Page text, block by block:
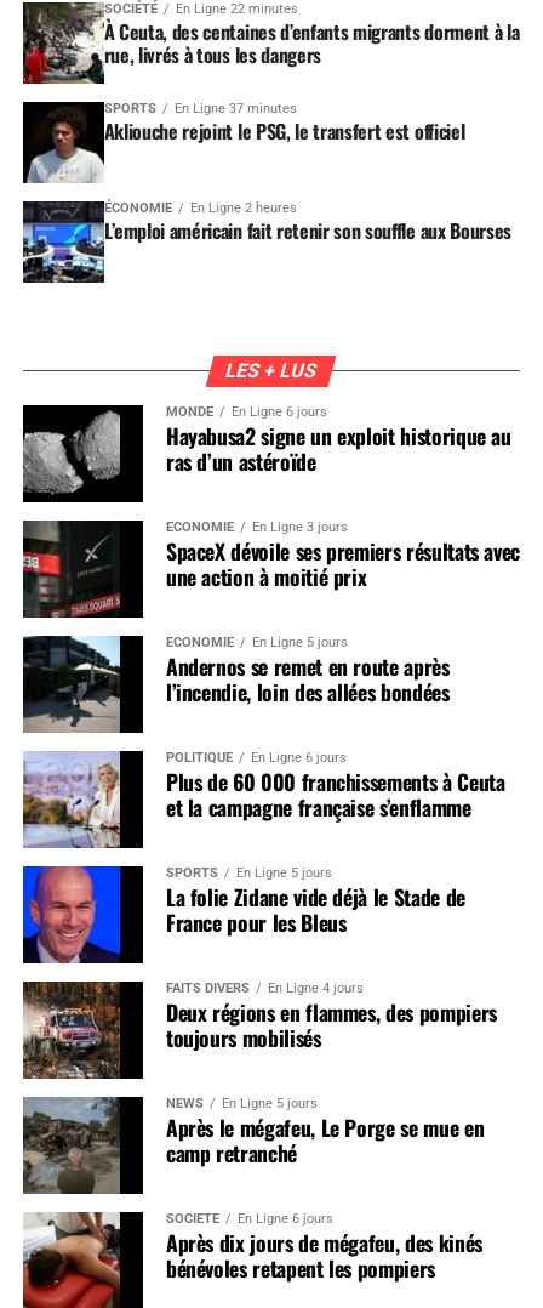
SOCIÉTÉ En Ligne 22 minutes
À Ceuta, des centaines d’enfants migrants dorment à la
rue, livrés à tous les dangers
SPORTS En Ligne 37 minutes
Akliouche rejoint le PSG, le transfert est officiel
ÉCONOMIE En Ligne 2 heures
L’emploi américain fait retenir son souffle aux Bourses
LES + LUS
MONDE En Ligne 6 jours
Hayabusa2 signe un exploit historique au
ras d’un astéroïde
ÉCONOMIE En Ligne 3 jours
SpaceX dévoile ses premiers résultats avec
une action à moitié prix
ÉCONOMIE En Ligne 5 jours
Andernos se remet en route après
l’incendie, loin des allées bondées
POLITIQUE En Ligne 6 jours
Plus de 60 000 franchissements à Ceuta
et la campagne française s’enflamme
SPORTS En Ligne 5 jours
La folie Zidane vide déjà le Stade de
France pour les Bleus
FAITS DIVERS En Ligne 4 jours
Deux régions en flammes, des pompiers
toujours mobilisés
NEWS En Ligne 5 jours
Après le mégafeu, Le Porge se mue en
camp retranché
SOCIÉTÉ En Ligne 6 jours
Après dix jours de mégafeu, des kinés
bénévoles retapent les pompiers